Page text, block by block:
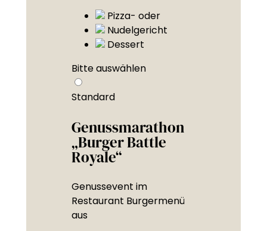
Pizza- oder
Nudelgericht
Dessert
Bitte auswählen
Standard
Genussmarathon
„Burger Battle
Royale“
Genussevent im
Restaurant Burgermenü
aus